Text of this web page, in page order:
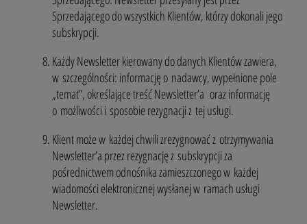
Sprzedającego do wszystkich Klientów, którzy dokonali jego
subskrypcji.
Każdy Newsletter kierowany do danych Klientów zawiera,
w szczególności: informację o nadawcy, wypełnione pole
„temat”, określające treść Newsletter’a oraz informację
o możliwości i sposobie rezygnacji z tej usługi.
Klient może w każdej chwili zrezygnować z otrzymywania
Newsletter’a przez rezygnację z subskrypcji za
pośrednictwem odnośnika zamieszczonego w każdej
wiadomości elektronicznej wysłanej w ramach usługi
Newsletter.